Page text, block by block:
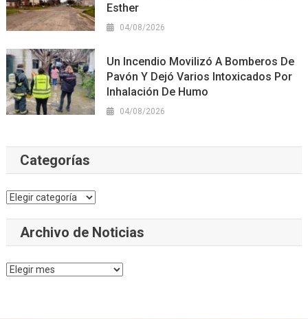
Esther
04/08/2026
Un Incendio Movilizó A Bomberos De
Pavón Y Dejó Varios Intoxicados Por
Inhalación De Humo
04/08/2026
Categorías
Categorías
Archivo de Noticias
Archivo